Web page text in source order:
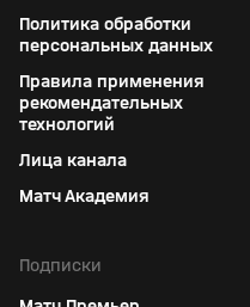
Политика обработки
персональных данных
Правила применения
рекомендательных
технологий
Лица канала
Матч Академия
Подписки